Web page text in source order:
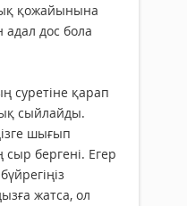
қожайынына
адал дос бола
суретіне қарап
сыйлайды.
шығып
сыр бергені. Егер
жатса, ол